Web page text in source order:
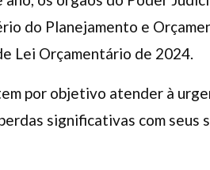
do Planejamento e
Lei Orçamentário de 2024.
por objetivo atender à
significativas com seus